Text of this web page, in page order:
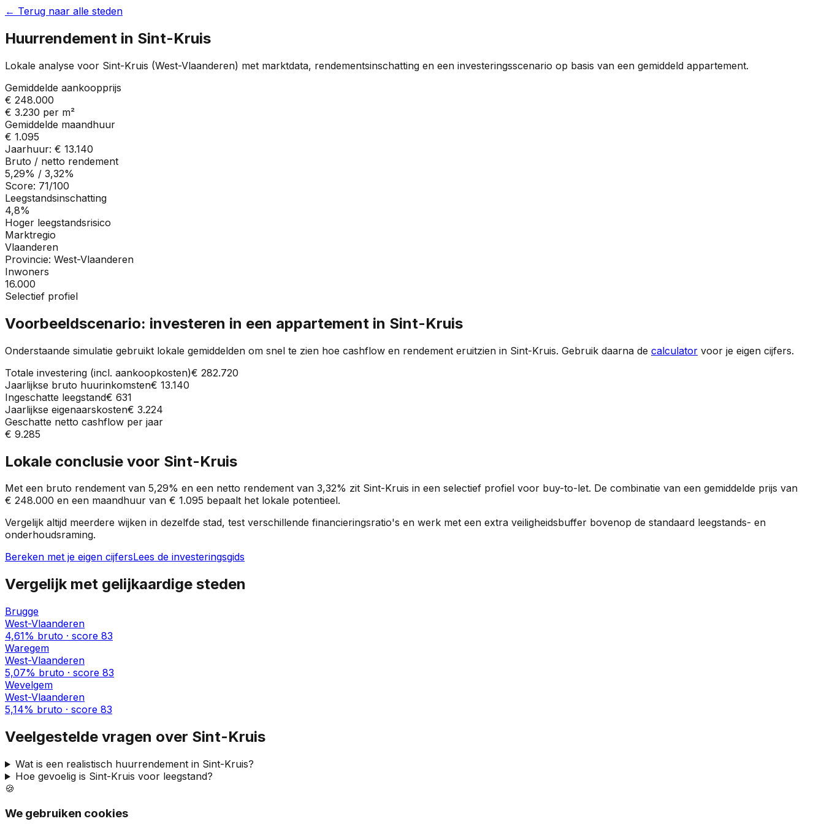
← Terug naar alle steden
Huurrendement in Sint-Kruis
Lokale analyse voor Sint-Kruis (West-Vlaanderen) met marktdata, rendementsinschatting en een investeringsscenario op basis van een gemiddeld appartement.
Gemiddelde aankoopprijs
€ 248.000
€ 3.230 per m²
Gemiddelde maandhuur
€ 1.095
Jaarhuur: € 13.140
Bruto / netto rendement
5,29% / 3,32%
Score: 71/100
Leegstandsinschatting
4,8%
Hoger leegstandsrisico
Marktregio
Vlaanderen
Provincie: West-Vlaanderen
Inwoners
16.000
Selectief profiel
Voorbeeldscenario: investeren in een appartement in Sint-Kruis
Onderstaande simulatie gebruikt lokale gemiddelden om snel te zien hoe cashflow en rendement eruitzien in Sint-Kruis. Gebruik daarna de calculator voor je eigen cijfers.
Totale investering (incl. aankoopkosten)€ 282.720
Jaarlijkse bruto huurinkomsten€ 13.140
Ingeschatte leegstand€ 631
Jaarlijkse eigenaarskosten€ 3.224
Geschatte netto cashflow per jaar
€ 9.285
Lokale conclusie voor Sint-Kruis
Met een bruto rendement van 5,29% en een netto rendement van 3,32% zit Sint-Kruis in een selectief profiel voor buy-to-let. De combinatie van een gemiddelde prijs van
€ 248.000 en een maandhuur van € 1.095 bepaalt het lokale potentieel.
Vergelijk altijd meerdere wijken in dezelfde stad, test verschillende financieringsratio's en werk met een extra veiligheidsbuffer bovenop de standaard leegstands- en
onderhoudsraming.
Bereken met je eigen cijfersLees de investeringsgids
Vergelijk met gelijkaardige steden
Brugge
West-Vlaanderen
4,61% bruto · score 83
Waregem
West-Vlaanderen
5,07% bruto · score 83
Wevelgem
West-Vlaanderen
5,14% bruto · score 83
Veelgestelde vragen over Sint-Kruis
Wat is een realistisch huurrendement in Sint-Kruis?
Hoe gevoelig is Sint-Kruis voor leegstand?
🍪
We gebruiken cookies